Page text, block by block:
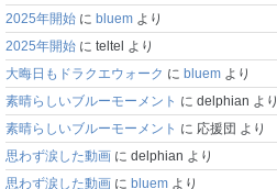
2025年開始 に bluem より
2025年開始 に teltel より
大晦日もドラクエウォーク に bluem より
素晴らしいブルーモーメント に delphian より
素晴らしいブルーモーメント に 応援団 より
思わず涙した動画 に delphian より
思わず涙した動画 に bluem より